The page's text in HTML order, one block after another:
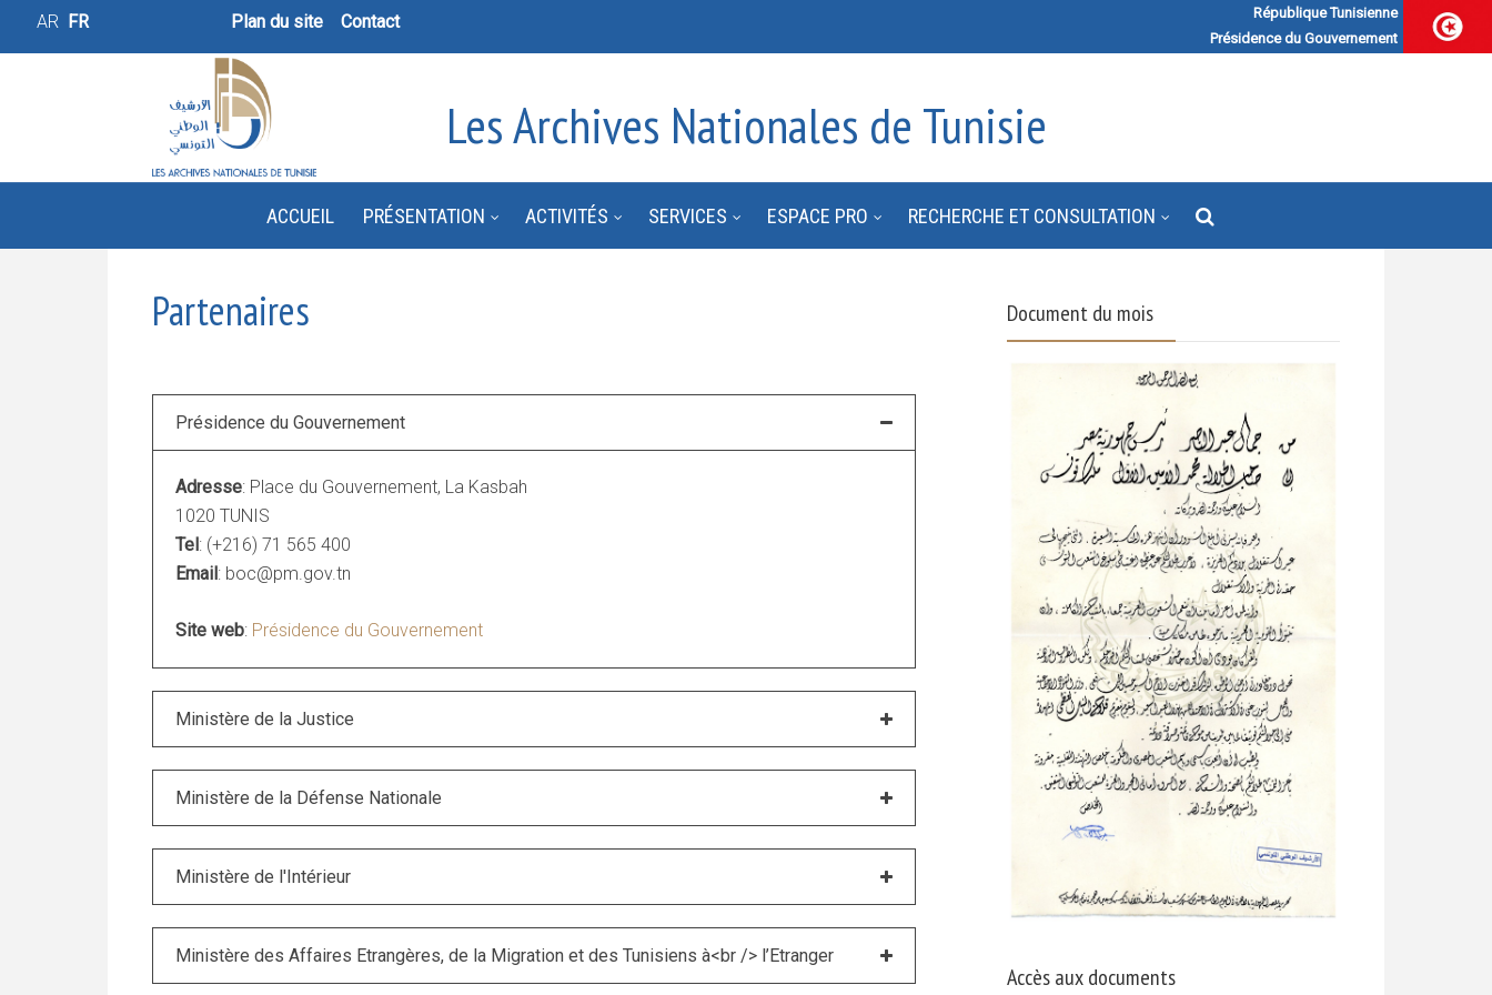
République Tunisienne
Présidence du Gouvernement
AR FR Plan du site Contact
Les Archives Nationales de Tunisie
ACCUEIL PRÉSENTATION ACTIVITÉS SERVICES ESPACE PRO RECHERCHE ET CONSULTATION
Partenaires
Présidence du Gouvernement
Adresse: Place du Gouvernement, La Kasbah
1020 TUNIS
Tel: (+216) 71 565 400
Email: boc@pm.gov.tn
Site web: Présidence du Gouvernement
Ministère de la Justice
Ministère de la Défense Nationale
Ministère de l'Intérieur
Ministère des Affaires Etrangères, de la Migration et des Tunisiens à<br /> l’Etranger
Document du mois
Accès aux documents